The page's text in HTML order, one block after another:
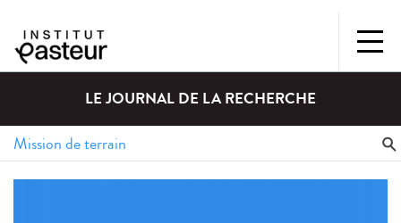
LE JOURNAL DE LA RECHERCHE